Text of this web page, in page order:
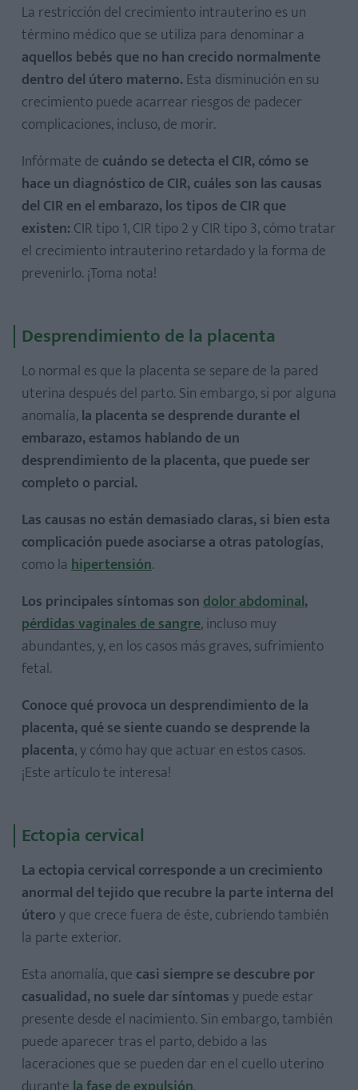
La restricción del crecimiento intrauterino es un
término médico que se utiliza para denominar a
aquellos bebés que no han crecido normalmente
dentro del útero materno. Esta disminución en su
crecimiento puede acarrear riesgos de padecer
complicaciones, incluso, de morir.
Infórmate de cuándo se detecta el CIR, cómo se
hace un diagnóstico de CIR, cuáles son las causas
del CIR en el embarazo, los tipos de CIR que
existen: CIR tipo 1, CIR tipo 2 y CIR tipo 3, cómo tratar
el crecimiento intrauterino retardado y la forma de
prevenirlo. ¡Toma nota!
Desprendimiento de la placenta
Lo normal es que la placenta se separe de la pared
uterina después del parto. Sin embargo, si por alguna
anomalía,la placenta se desprende durante el
embarazo, estamos hablando de un
desprendimiento de la placenta, que puede ser
completo o parcial.
Las causas no están demasiado claras, si bien esta
complicación puede asociarse a otras patologías,
como la hipertensión.
Los principales síntomas sondolor abdominal,
pérdidas vaginales de sangre, incluso muy
abundantes, y, en los casos más graves, sufrimiento
fetal.
Conoce qué provoca un desprendimiento de la
placenta, qué se siente cuando se desprende la
placenta, y cómo hay que actuar en estos casos.
¡Este artículo te interesa!
Ectopia cervical
La ectopia cervical corresponde a un crecimiento
anormal del tejido que recubre la parte interna del
úteroy que crece fuera de éste, cubriendo también
la parte exterior.
Esta anomalía, que casi siempre se descubre por
casualidad, no suele dar síntomasy puede estar
presente desde el nacimiento. Sin embargo, también
puede aparecer tras el parto, debido a las
laceraciones que se pueden dar en el cuello uterino